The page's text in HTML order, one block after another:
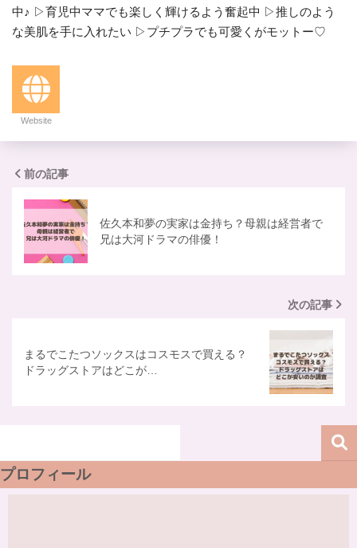
中♪ ▷育児中ママでも楽しく輝けるよう奮起中 ▷推しのよう
な美肌を手に入れたい ▷プチプラでも可愛くがモットー♡
Website
前の記事
佐久本和夢の実家は金持ち？母親は経営者で
兄は大河ドラマの俳優！
次の記事
まるでこたつソックスはコスモスで買える？
ドラッグストアはどこが…
プロフィール